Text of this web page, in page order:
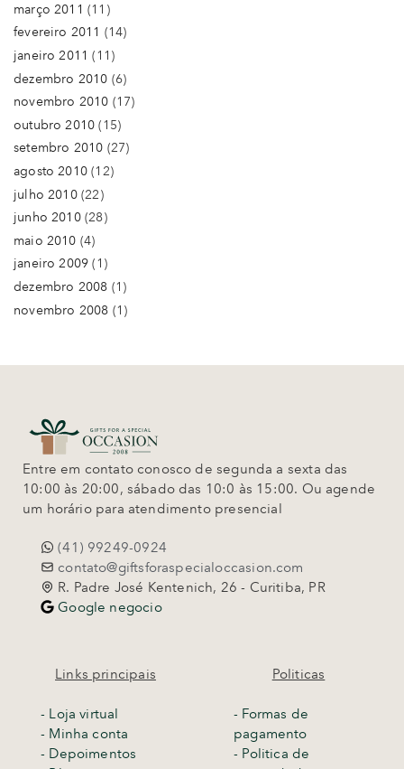
março 2011 (11)
fevereiro 2011 (14)
janeiro 2011 (11)
dezembro 2010 (6)
novembro 2010 (17)
outubro 2010 (15)
setembro 2010 (27)
agosto 2010(12)
julho 2010(22)
junho 2010(28)
maio 2010 (4)
janeiro 2009 (1)
dezembro 2008 (1)
novembro 2008 (1)
Entre em contato conosco de segunda a sexta das
10:00 às 20:00, sábado das 10:0 às 15:00. Ou agende
um horário para atendimento presencial
(41) 99249-0924
contato@giftsforaspecialoccasion.com
R. Padre José Kentenich, 26 - Curitiba, PR
Google negocio
Links principais
- Loja virtual
- Minha conta
- Depoimentos
Politicas
- Formas de
pagamento
- Politica de